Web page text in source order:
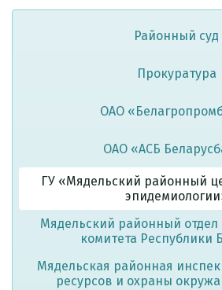
Районный суд
Прокуратура
ОАО
ОАО «АСБ
ГУ «Мядельский районный
Мядельский районный отдел
комитета Республики
Мядельская районная
ресурсов и охраны